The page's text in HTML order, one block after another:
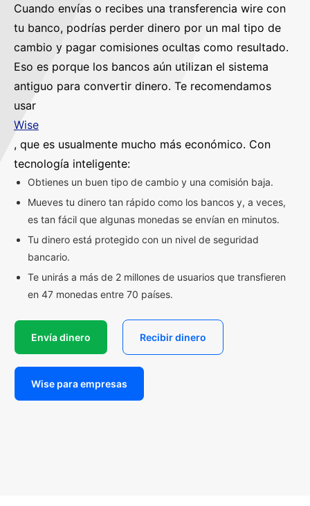
Cuando envías o recibes una transferencia wire con
tu banco, podrías perder dinero por un mal tipo de
cambio y pagar comisiones ocultas como resultado.
Eso es porque los bancos aún utilizan el sistema
antiguo para convertir dinero. Te recomendamos
usar
Wise
, que es usualmente mucho más económico. Con
tecnología inteligente:
Obtienes un buen tipo de cambio y una comisión baja.
Mueves tu dinero tan rápido como los bancos y, a veces,
es tan fácil que algunas monedas se envían en minutos.
Tu dinero está protegido con un nivel de seguridad
bancario.
Te unirás a más de 2 millones de usuarios que transfieren
en 47 monedas entre 70 países.
Envía dinero Recibir dinero
Wise para empresas